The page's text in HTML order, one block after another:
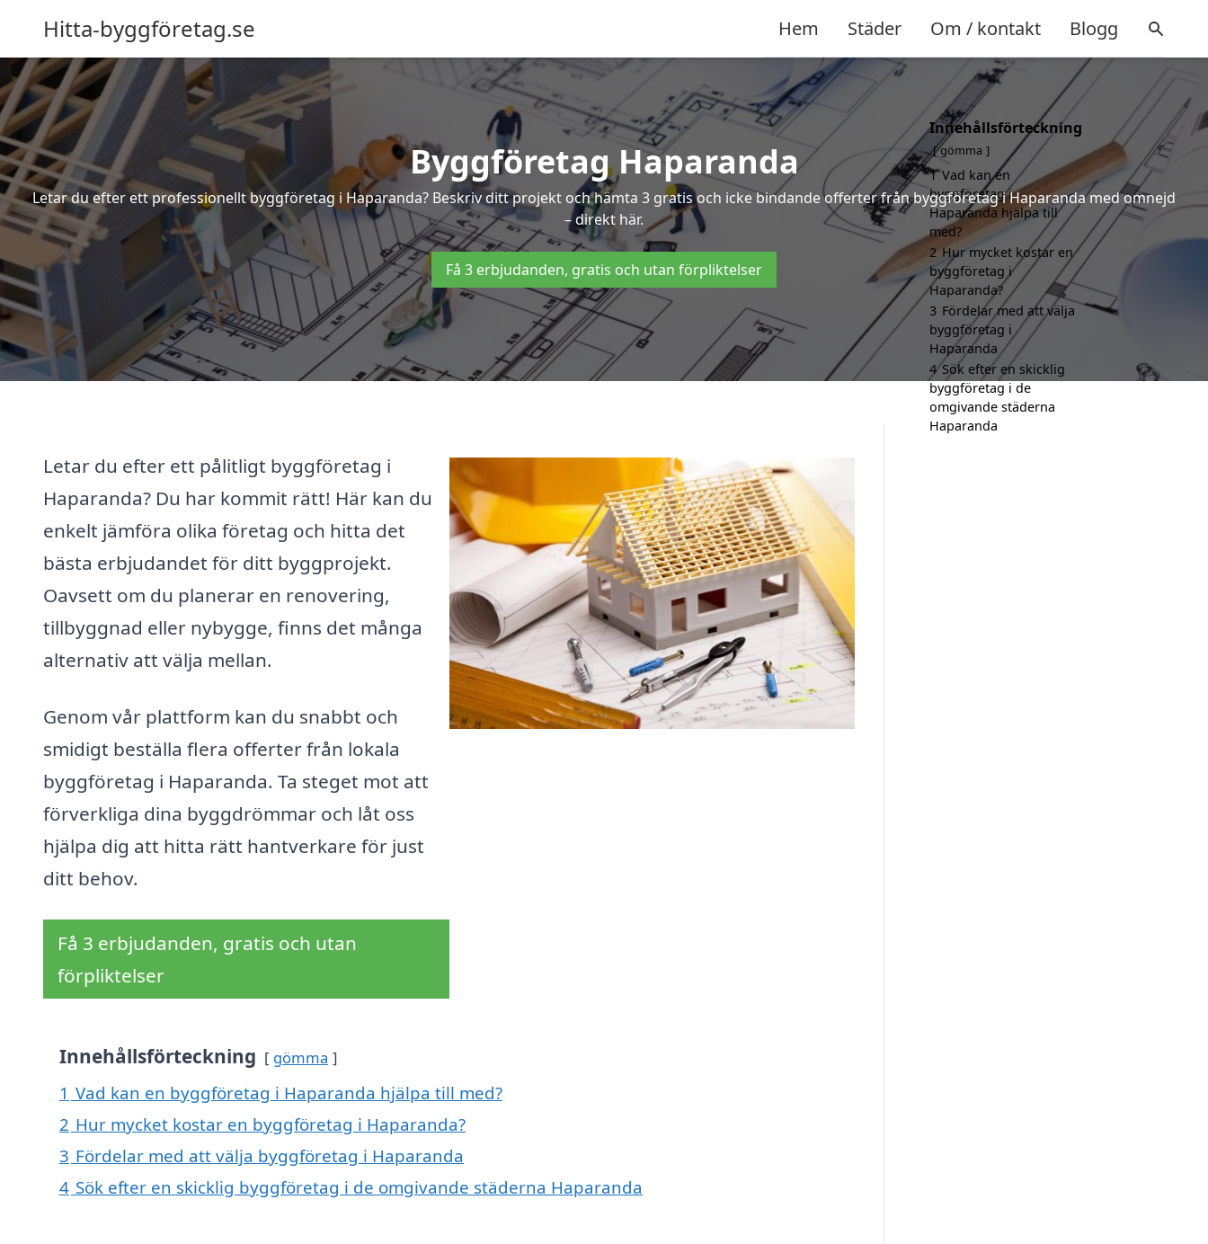
Hitta-byggföretag.se Hem Städer Om / kontakt Blogg
Byggföretag Haparanda
Letar du efter ett professionellt byggföretag i Haparanda? Beskriv ditt projekt och hämta 3 gratis och icke bindande offerter från byggföretag i Haparanda med omnejd
– direkt här.
Få 3 erbjudanden, gratis och utan förpliktelser
Letar du efter ett pålitligt byggföretag i
Haparanda? Du har kommit rätt! Här kan du
enkelt jämföra olika företag och hitta det
bästa erbjudandet för ditt byggprojekt.
Oavsett om du planerar en renovering,
tillbyggnad eller nybygge, finns det många
alternativ att välja mellan.
Genom vår plattform kan du snabbt och
smidigt beställa flera offerter från lokala
byggföretag i Haparanda. Ta steget mot att
förverkliga dina byggdrömmar och låt oss
hjälpa dig att hitta rätt hantverkare för just
ditt behov.
Få 3 erbjudanden, gratis och utan
förpliktelser
Innehållsförteckning gömma
1 Vad kan en byggföretag i Haparanda hjälpa till med?
2 Hur mycket kostar en byggföretag i Haparanda?
3 Fördelar med att välja byggföretag i Haparanda
4 Sök efter en skicklig byggföretag i de omgivande städerna Haparanda
Innehållsförteckning
gömma
1 Vad kan en
byggföretag i
Haparanda hjälpa till
med?
2 Hur mycket kostar en
byggföretag i
Haparanda?
3 Fördelar med att välja
byggföretag i
Haparanda
4 Sök efter en skicklig
byggföretag i de
omgivande städerna
Haparanda